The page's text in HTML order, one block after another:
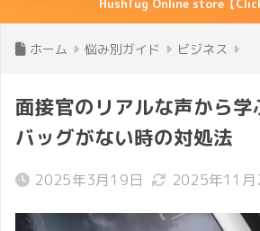
HushTug Online store【
ホーム 悩み別ガイド ビジネス
面接官のリアルな声から学
バッグがない時の対処法
2025年3月19日 2025年11月